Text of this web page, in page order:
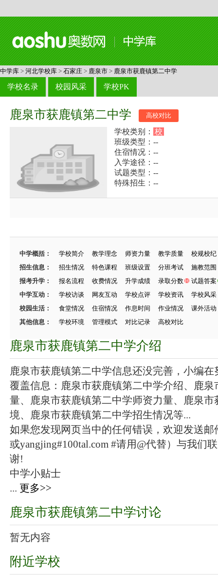
中学库 > 河北学校库 > 石家庄 > 鹿泉市 > 鹿泉市获鹿镇第二中学
学校名录 校园风采 学校PK
鹿泉市获鹿镇第二中学 高校对比
学校类别： 校
班级类型：--
住宿情况：--
入学途径：--
试题类型：--
特殊招生：--
中学概括： 学校简介 教学理念 师资力量 教学质量
校规校纪
招生信息：
招生情况 特色课程 班级设置 分班考试
施教范围
报考升学：
报名流程 收费情况 升学成绩 录取分数
试题答案
中学互动：
学校访谈 网友互动 学校点评 学校资讯
学校风采
校园生活：
食堂情况 住宿情况 作息时间 作业情况
课外活动
其他信息：
学校环境 管理模式 对比记录 高校对比
鹿泉市获鹿镇第二中学介绍
鹿泉市获鹿镇第二中学信息还没完善，小编在
覆盖信息：鹿泉市获鹿镇第二中学介绍、鹿
量、鹿泉市获鹿镇第二中学师资力量、鹿泉
境、鹿泉市获鹿镇第二中学招生情况等...
如果您发现网页当中的任何错误，欢迎发送邮
或yangjing#100tal.com #请用@代替）与我们
谢!
中学小贴士
... 更多>>
鹿泉市获鹿镇第二中学讨论
暂无内容
附近学校